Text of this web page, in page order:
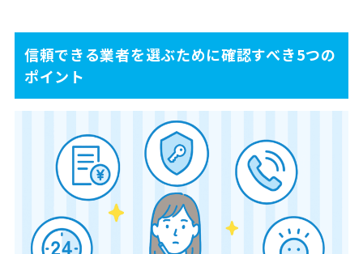
信頼できる業者を選ぶために確認すべき5つの
ポイント